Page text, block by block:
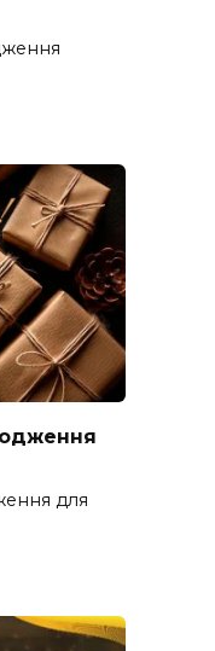
для